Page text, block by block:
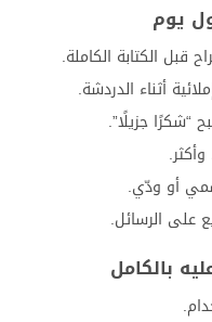
يوم
قبل الكتابة الكاملة.
أثناء الدردشة.
“شكرًا جزيلًا”.
وأكثر.
أو ودّي.
على الرسائل.
بالكامل